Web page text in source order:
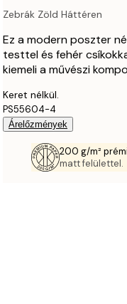
Zebrák Zöld Háttéren
Ez a modern poszter
testtel és fehér
kiemeli a művészi
Keret nélkül.
PS55604-4
Árelőzmények
200 g/m²
matt felülettel.